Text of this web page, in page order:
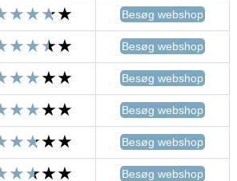
Besøg webshop
Besøg webshop
Besøg webshop
Besøg webshop
Besøg webshop
Besøg webshop